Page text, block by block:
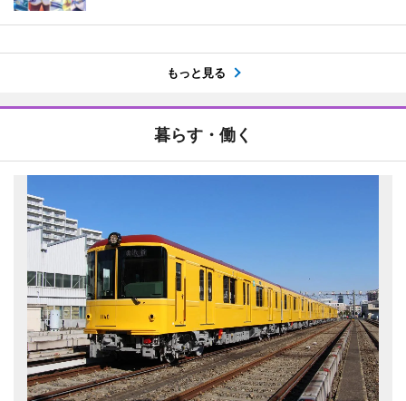
もっと見る
暮らす・働く